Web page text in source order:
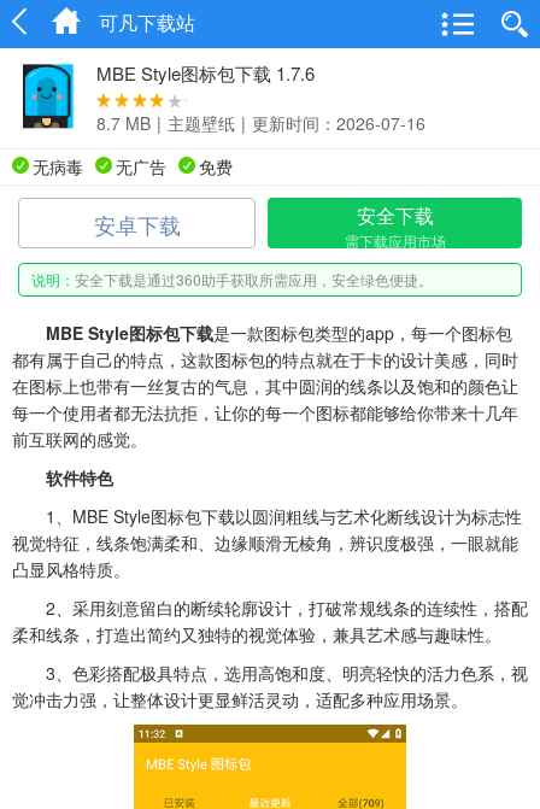
可凡下载站
MBE Style图标包下载 1.7.6
8.7 MB | 主题壁纸 | 更新时间：2026-07-16
无病毒
无广告 免费
安卓下载 安全下载
需下载应用市场
说明： 安全下载是通过360助手获取所需应用，安全绿色便捷。
MBE Style图标包下载是一款图标包类型的app，每一个图标包
都有属于自己的特点，这款图标包的特点就在于卡的设计美感，同时
在图标上也带有一丝复古的气息，其中圆润的线条以及饱和的颜色让
每一个使用者都无法抗拒，让你的每一个图标都能够给你带来十几年
前互联网的感觉。
软件特色
1、MBE Style图标包下载以圆润粗线与艺术化断线设计为标志性
视觉特征，线条饱满柔和、边缘顺滑无棱角，辨识度极强，一眼就能
凸显风格特质。
2、采用刻意留白的断续轮廓设计，打破常规线条的连续性，搭配
柔和线条，打造出简约又独特的视觉体验，兼具艺术感与趣味性。
3、色彩搭配极具特点，选用高饱和度、明亮轻快的活力色系，视
觉冲击力强，让整体设计更显鲜活灵动，适配多种应用场景。